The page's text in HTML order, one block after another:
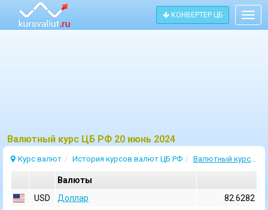
КОНВЕРТЕР ЦБ
Bалютный курс ЦБ РФ 20 июнь 2024
Курс валют История курсов валют ЦБ РФ Валютный курс 20 Июнь 2024
Валюты
USD
Доллар
82.6282